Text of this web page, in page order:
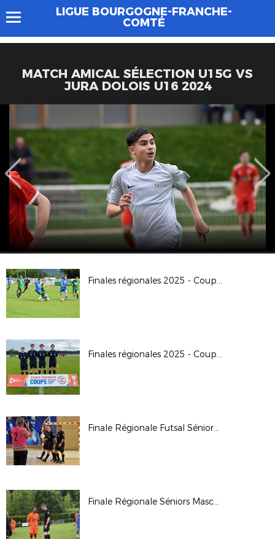
LIGUE BOURGOGNE-FRANCHE-
COMTÉ
MATCH AMICAL SÉLECTION U15G VS
JURA DOLOIS U16 2024
Finales régionales 2025 - Coupe Crédit Agricole U18G
Finales régionales 2025 - Coupe Crédit Agricole U16G
Finale Régionale Futsal Séniors Masculine 2025
Finale Régionale Séniors Masculine 2025